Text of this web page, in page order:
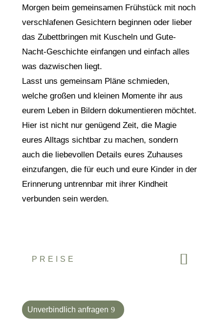
Morgen beim gemeinsamen Frühstück mit noch
verschlafenen Gesichtern beginnen oder lieber
das Zubettbringen mit Kuscheln und Gute-
Nacht-Geschichte einfangen und einfach alles
was dazwischen liegt.
Lasst uns gemeinsam Pläne schmieden,
welche großen und kleinen Momente ihr aus
eurem Leben in Bildern dokumentieren möchtet.
Hier ist nicht nur genügend Zeit, die Magie
eures Alltags sichtbar zu machen, sondern
auch die liebevollen Details eures Zuhauses
einzufangen, die für euch und eure Kinder in der
Erinnerung untrennbar mit ihrer Kindheit
verbunden sein werden.
PREISE
Unverbindlich anfragen